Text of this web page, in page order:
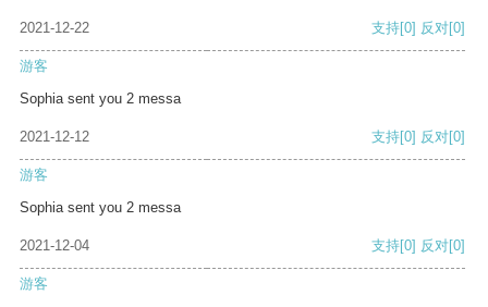
2021-12-22 支持[0] 反对[0]
游客
Sophia sent you 2 messa
2021-12-12 支持[0] 反对[0]
游客
Sophia sent you 2 messa
2021-12-04 支持[0] 反对[0]
游客